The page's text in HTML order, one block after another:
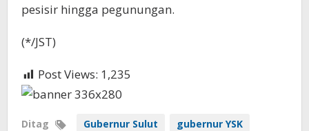
pesisir hingga pegunungan.
(*/JST)
Post Views: 1,235
Ditag Gubernur Sulut gubernur YSK